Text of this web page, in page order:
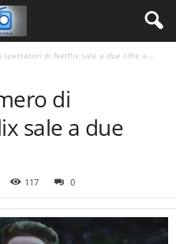
spettatori di Netflix sale a due cifre a...
di
sale a due
117 0